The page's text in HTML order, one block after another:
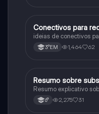
Português
Conectivos para
ideias de conectivos
3°EM 1,464 62
Português
Resumo sobre
Resumo explicativo
6° 2,275 31